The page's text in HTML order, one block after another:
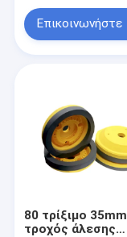
Επικοινωνήστε
80 τρίξιμο 35mm
τροχός άλεσης